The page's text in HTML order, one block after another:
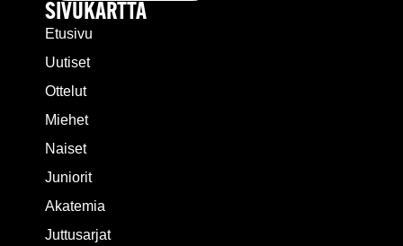
SIVUKARTTA
Etusivu
Uutiset
Ottelut
Miehet
Naiset
Juniorit
Akatemia
Juttusarjat